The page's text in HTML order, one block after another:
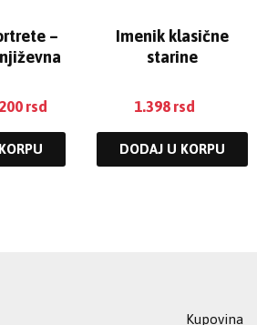
–
rsd
Imenik klasične
starine
1.398 rsd
DODAJ U KORPU
Kupovina